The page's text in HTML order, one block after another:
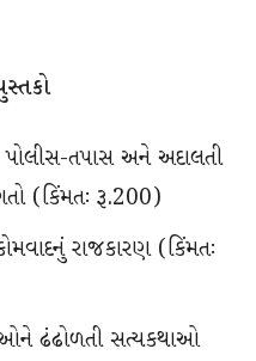
પોલીસ-તપાસ અને અદાલતી
(કિંમતઃ રૂ.200)
રાજકારણ (કિંમતઃ
ઢંઢોળતી સત્યકથાઓ